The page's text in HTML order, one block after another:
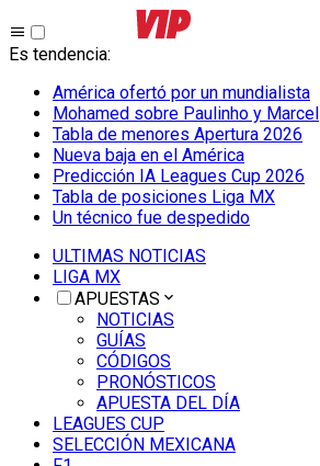
Es tendencia:
América ofertó por un mundialista
Mohamed sobre Paulinho y Marcel
Tabla de menores Apertura 2026
Nueva baja en el América
Predicción IA Leagues Cup 2026
Tabla de posiciones Liga MX
Un técnico fue despedido
ULTIMAS NOTICIAS
LIGA MX
APUESTAS
NOTICIAS
GUÍAS
CÓDIGOS
PRONÓSTICOS
APUESTA DEL DÍA
LEAGUES CUP
SELECCIÓN MEXICANA